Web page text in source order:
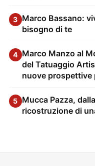
3 Marco Bassano:
bisogno di te
4 Marco Manzo al
del Tatuaggio
nuove prospettive
5 Mucca Pazza,
ricostruzione di